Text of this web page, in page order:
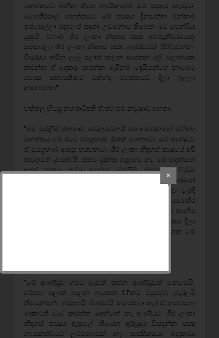
මහත්තයට බනින හිටපු නායිකාවත් මේ පක්‍ෂය කැඩුවා.
මෛතී‍්‍රපාල මහත්තයට මේ පක්‍ෂය දිනවන්න ඕන්නම්
ඉස්සෙල්ලා ඔහුට ඒ සදහා උවමනාව තිබෙන බව පෙන්විය
යුතුයි. වහාම ශී‍්‍ර ලංකා නිදහස් පක්‍ෂ අගමැතිවරයෙකු
පත්කරලා ශී‍්‍ර ලංකා නිදහස් පක්‍ෂ ආණ්ඩුවක් පිහිටුවන්න.
විසුරුවා හරිනු ලැබූ පලාත් පාලන ආයතන යලි බලාත්මක
කරන්න ඒ දෙකම කරන්න බැරිනම් දෙයියන්ගෙ නාමෙට
පක්‍ෂෙ සභාපතිකම මහින්ද මහත්තයට දීලා ඉල්ලා
අස්වෙන්න”
වත්තල හිටපු නගරාධිපති ඒ.එච්.එම්.නවුෂාඞ් මහතා.
”මම මුස්ලිම් ජනතාව වෙනුවෙනුයි කතා කරන්නේ මහින්ද
මහත්තය මේ රටට ජයග‍්‍රහණ රැුසක් ගෙනාවා. මේ ආණුඩව
ඒ ජයග‍්‍රහණ ආපසු හරවනවා. ශී‍්‍ර ලංකා නිදහස් පක්‍ෂයේ අපි
කවදාවත් යූ.එන්.පී. එකට මුක්කු ගැහුවෙ නෑ. මේ හදන්නේ
අපේ පක්‍ෂය පාවා දෙන්න. මුස්ලිම් ජනතාවට වැඩිම
සේවයක් කලේ මහින්ද මහත්තයයි. කුමන්ත‍්‍රණකාරයෝ
මුස්ලිම් ජනතාව අතර, මහින්ද මහත්තය පිලිබදව වැරදි
ප‍්‍රතිරූපයක් මැව්වා. රටේ ජනාධිපති නිසා අපි මෛතී‍්‍ර
මහත්තයට ආදරෙයි. ඒ වුනාට අපේ පක්‍ෂෙට කරන හානිය
තවත් බලන් ඉන්න බෑ. අපට ශී‍්‍ර ලංකා නිදහස් පක්‍ෂය දීලා
ඔබතුමා යන්න. අපි අපේ නායකයෙක් පත්කරගෙන මේ
”මේ ආණ්ඩුව ගමට වැඩක් කරන ආණ්ඩුවක් නෙමෙයි.
ගම්පහ පලාත් පාලන ආයතන 17ක්ම විසුරුවා හැරලයි
තියෙන්නේ. ගම්පහයි, මීගමුවයි නගරසභා හැර ඒ නගරසභා
දෙකටත් වැඩ කරන්න දෙන්නේ නෑ ආණ්ඩුව. ශී‍්‍ර ලංකා
නිදහස් පක්‍ෂය ඇතුලේ තිබෙන අර්බුදය විසදන්න පක්‍ෂ
නායකත්වයට උවමනාවක් නෑ. පාක්‍ෂිකයො බහුතරය
✕